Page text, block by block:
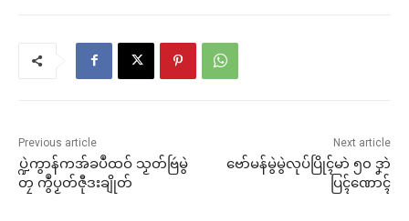
Previous article
ပ္ဍဲကွာန်ကအ်ခပဳထဝ် သၟတ်ဗြဴမွဲ
တၠ ကွဳပၟတ်ဇီုဒးချိုတ်
Next article
ဗော်မန်မွဲမွဲလုပ်ပြိုၚ်မာဲ ၅၀ ဒၞာဲ
ပြၚ်ဏောၚ်